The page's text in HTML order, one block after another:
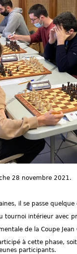
28 novembre 2021.
il se passe
tournoi intérieur avec
de la Coupe Jean
à cette phase,
participants.